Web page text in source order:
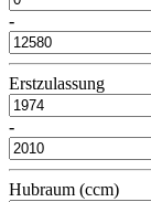
-
Erstzulassung
-
Hubraum (ccm)